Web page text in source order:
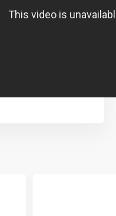
a szembejövő
autóról. Szükség
szó szerint